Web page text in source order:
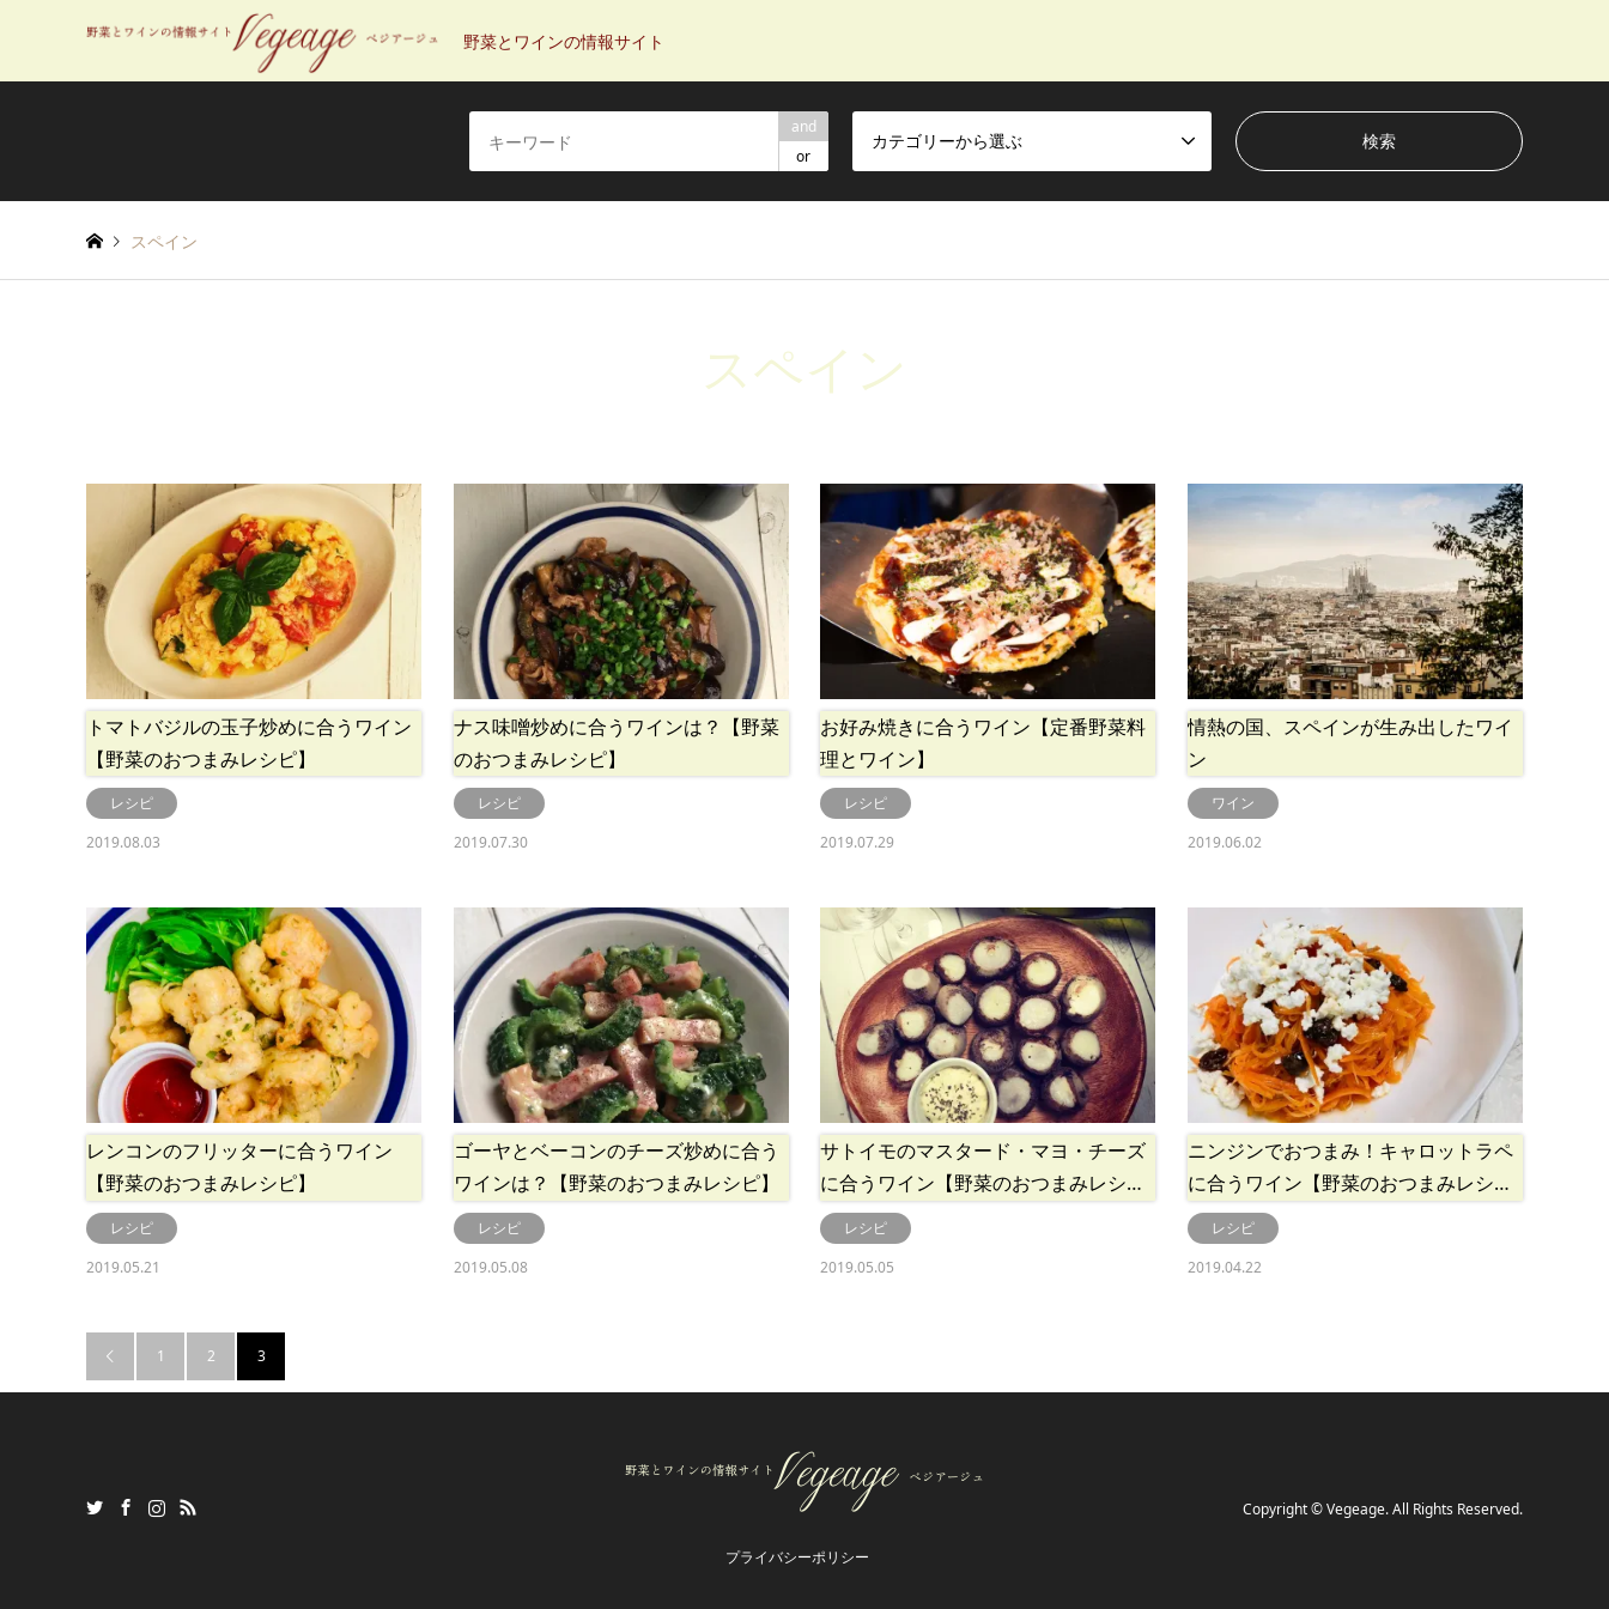
野菜とワインの情報サイト
and
or
カテゴリーから選ぶ
スペイン
スペイン
トマトバジルの玉子炒めに合うワイン
【野菜のおつまみレシピ】
レシピ
2019.08.03
ナス味噌炒めに合うワインは？【野菜
のおつまみレシピ】
レシピ
2019.07.30
お好み焼きに合うワイン【定番野菜料
理とワイン】
レシピ
2019.07.29
情熱の国、スペインが生み出したワイ
ン
ワイン
2019.06.02
レンコンのフリッターに合うワイン
【野菜のおつまみレシピ】
レシピ
2019.05.21
ゴーヤとベーコンのチーズ炒めに合う
ワインは？【野菜のおつまみレシピ】
レシピ
2019.05.08
サトイモのマスタード・マヨ・チーズ
に合うワイン【野菜のおつまみレシ…
レシピ
2019.05.05
ニンジンでおつまみ！キャロットラペ
に合うワイン【野菜のおつまみレシ…
レシピ
2019.04.22
 1 2 3
プライバシーポリシー
Copyright©Vegeage. All Rights Reserved.